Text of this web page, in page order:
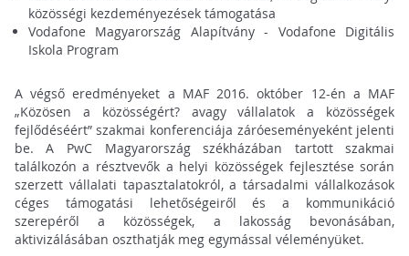
közösségi kezdeményezések támogatása
Vodafone Magyarország Alapítvány - Vodafone Digitális
Iskola Program
A végső eredményeket a MAF 2016. október 12-én a MAF
„Közösen a közösségért? avagy vállalatok a közösségek
fejlődéséért” szakmai konferenciája záróeseményeként jelenti
be. A PwC Magyarország székházában tartott szakmai
találkozón a résztvevők a helyi közösségek fejlesztése során
szerzett vállalati tapasztalatokról, a társadalmi vállalkozások
céges támogatási lehetőségeiről és a kommunikáció
szerepéről a közösségek, a lakosság bevonásában,
aktivizálásában oszthatják meg egymással véleményüket.